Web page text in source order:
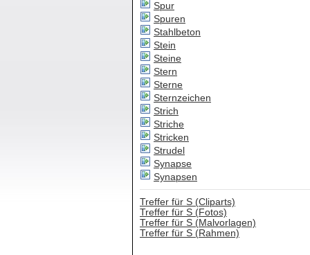
Spur
Spuren
Stahlbeton
Stein
Steine
Stern
Sterne
Sternzeichen
Strich
Striche
Stricken
Strudel
Synapse
Synapsen
Treffer für S (Cliparts)
Treffer für S (Fotos)
Treffer für S (Malvorlagen)
Treffer für S (Rahmen)